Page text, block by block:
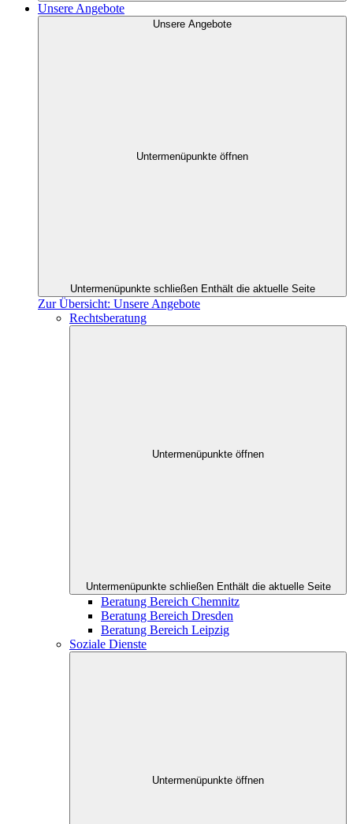
Unsere Angebote
Unsere Angebote
Untermenüpunkte öffnen
Untermenüpunkte schließen Enthält die aktuelle Seite
Zur Übersicht: Unsere Angebote
Rechtsberatung
Untermenüpunkte öffnen
Untermenüpunkte schließen Enthält die aktuelle Seite
Beratung Bereich Chemnitz
Beratung Bereich Dresden
Beratung Bereich Leipzig
Soziale Dienste
Untermenüpunkte öffnen